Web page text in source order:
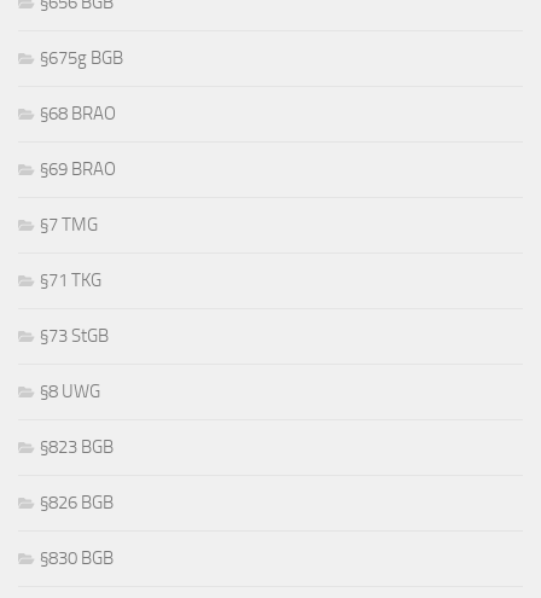
§675g BGB
§68 BRAO
§69 BRAO
§7 TMG
§71 TKG
§73 StGB
§8 UWG
§823 BGB
§826 BGB
§830 BGB